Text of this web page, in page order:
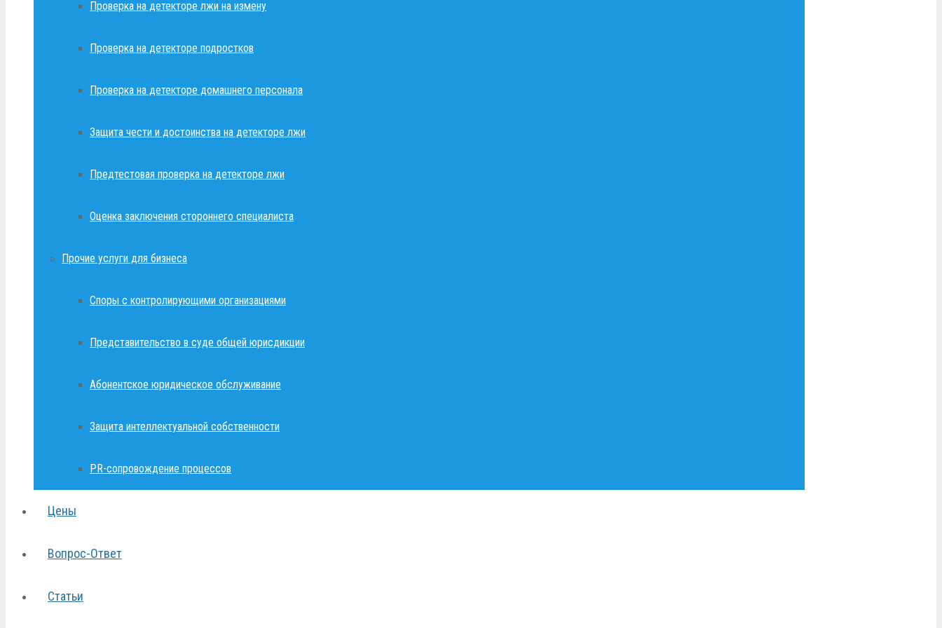
Проверка на детекторе лжи на измену
Проверка на детекторе подростков
Проверка на детекторе домашнего персонала
Защита чести и достоинства на детекторе лжи
Предтестовая проверка на детекторе лжи
Оценка заключения стороннего специалиста
Прочие услуги для бизнеса
Споры с контролирующими организациями
Представительство в суде общей юрисдикции
Абонентское юридическое обслуживание
Защита интеллектуальной собственности
PR-сопровождение процессов
Цены
Вопрос-Ответ
Статьи